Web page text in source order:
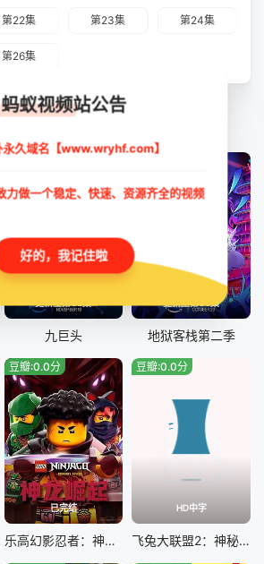
第22集 第23集 第24集
第26集
九巨头
更新至第09集
地狱客栈第二季
已完结
豆瓣:0.0分
乐高幻影忍者：神龙崛起第三季
HD中字
豆瓣:0.0分
飞兔大联盟2：神秘土拨鼠
蚂蚁视频站公告
永久域名【www.wryhf.com】
做一个稳定、快速、资源齐全的视频
好的，我记住啦